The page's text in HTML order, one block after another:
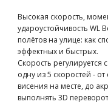
Высокая скорость,
удароустойчивость WL
полётов на улице: как
эффектных и быстрых.
Скорость регулируется
одну из 5 скоростей -
висения на месте, до
выполнять 3D